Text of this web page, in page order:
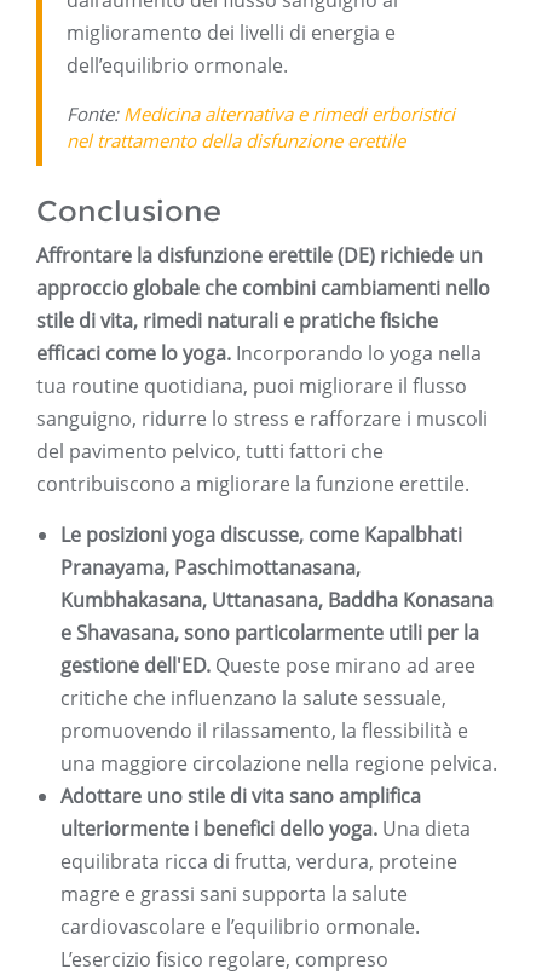
miglioramento dei livelli di energia e
dell’equilibrio ormonale.
Fonte: Medicina alternativa e rimedi erboristici
nel trattamento della disfunzione erettile
Conclusione
Affrontare la disfunzione erettile (DE) richiede un
approccio globale che combini cambiamenti nello
stile di vita, rimedi naturali e pratiche fisiche
efficaci come lo yoga. Incorporando lo yoga nella
tua routine quotidiana, puoi migliorare il flusso
sanguigno, ridurre lo stress e rafforzare i muscoli
del pavimento pelvico, tutti fattori che
contribuiscono a migliorare la funzione erettile.
Le posizioni yoga discusse, come Kapalbhati
Pranayama, Paschimottanasana,
Kumbhakasana, Uttanasana, Baddha Konasana
e Shavasana, sono particolarmente utili per la
gestione dell'ED. Queste pose mirano ad aree
critiche che influenzano la salute sessuale,
promuovendo il rilassamento, la flessibilità e
una maggiore circolazione nella regione pelvica.
Adottare uno stile di vita sano amplifica
ulteriormente i benefici dello yoga. Una dieta
equilibrata ricca di frutta, verdura, proteine ​​
magre e grassi sani supporta la salute
cardiovascolare e l’equilibrio ormonale.
L’esercizio fisico regolare, compreso